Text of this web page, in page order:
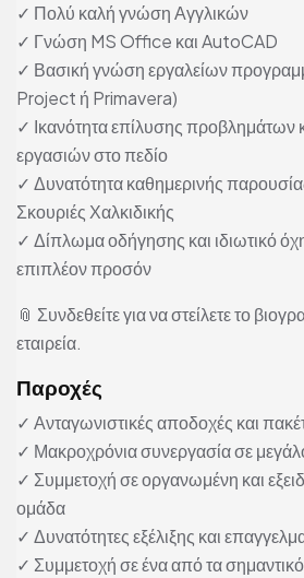
✓ Πολύ καλή γνώση Αγγλικών
✓ Γνώση MS Office και AutoCAD
✓ Βασική γνώση εργαλείων
Project ή Primavera)
✓ Ικανότητα επίλυσης προβλημάτων
εργασιών στο πεδίο
✓ Δυνατότητα καθημερινής
Σκουριές Χαλκιδικής
✓ Δίπλωμα οδήγησης και ιδιωτικό
επιπλέον προσόν
📎 Συνδεθείτε για να στείλετε το
εταιρεία.
Παροχές
✓ Ανταγωνιστικές αποδοχές και
✓ Μακροχρόνια συνεργασία σε
✓ Συμμετοχή σε οργανωμένη και
ομάδα
✓ Δυνατότητες εξέλιξης και
✓ Συμμετοχή σε ένα από τα